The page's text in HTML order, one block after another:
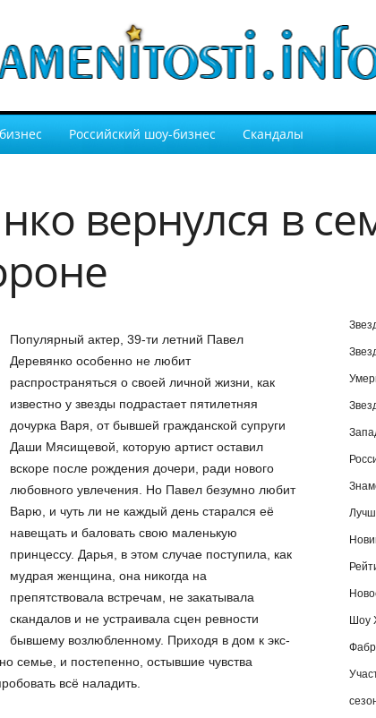
Российский шоу-бизнес Скандалы
вернулся в
Популярный актер, 39-ти летний Павел
Деревянко особенно не любит
распространяться о своей личной жизни, как
известно у звезды подрастает пятилетняя
дочурка Варя, от бывшей гражданской супруги
Даши Мясищевой, которую артист оставил
вскоре после рождения дочери, ради нового
любовного увлечения. Но Павел безумно любит
Варю, и чуть ли не каждый день старался её
навещать и баловать свою маленькую
принцессу. Дарья, в этом случае поступила, как
мудрая женщина, она никогда на
препятствовала встречам, не закатывала
скандалов и не устраивала сцен ревности
бывшему возлюбленному. Приходя в дом к экс-
семье, и постепенно, остывшие чувства
всё наладить.
Шоу